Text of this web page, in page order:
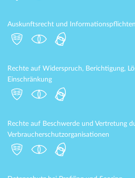
Auskunftsrecht und
Rechte auf Widerspruch, Berichtigung,
Einschränkung
Rechte auf Beschwerde und Vertretung
Verbraucherschutzorganisationen